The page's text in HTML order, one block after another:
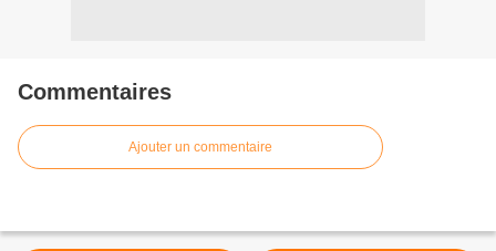
Commentaires
Ajouter un commentaire